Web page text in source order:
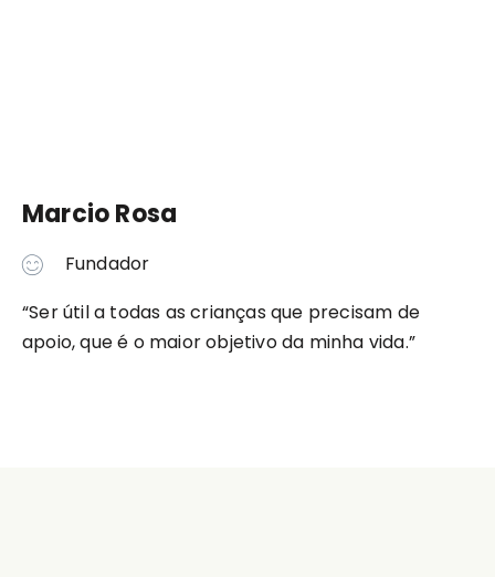
Marcio Rosa
Fundador
“Ser útil a todas as crianças que precisam de
apoio, que é o maior objetivo da minha vida.”